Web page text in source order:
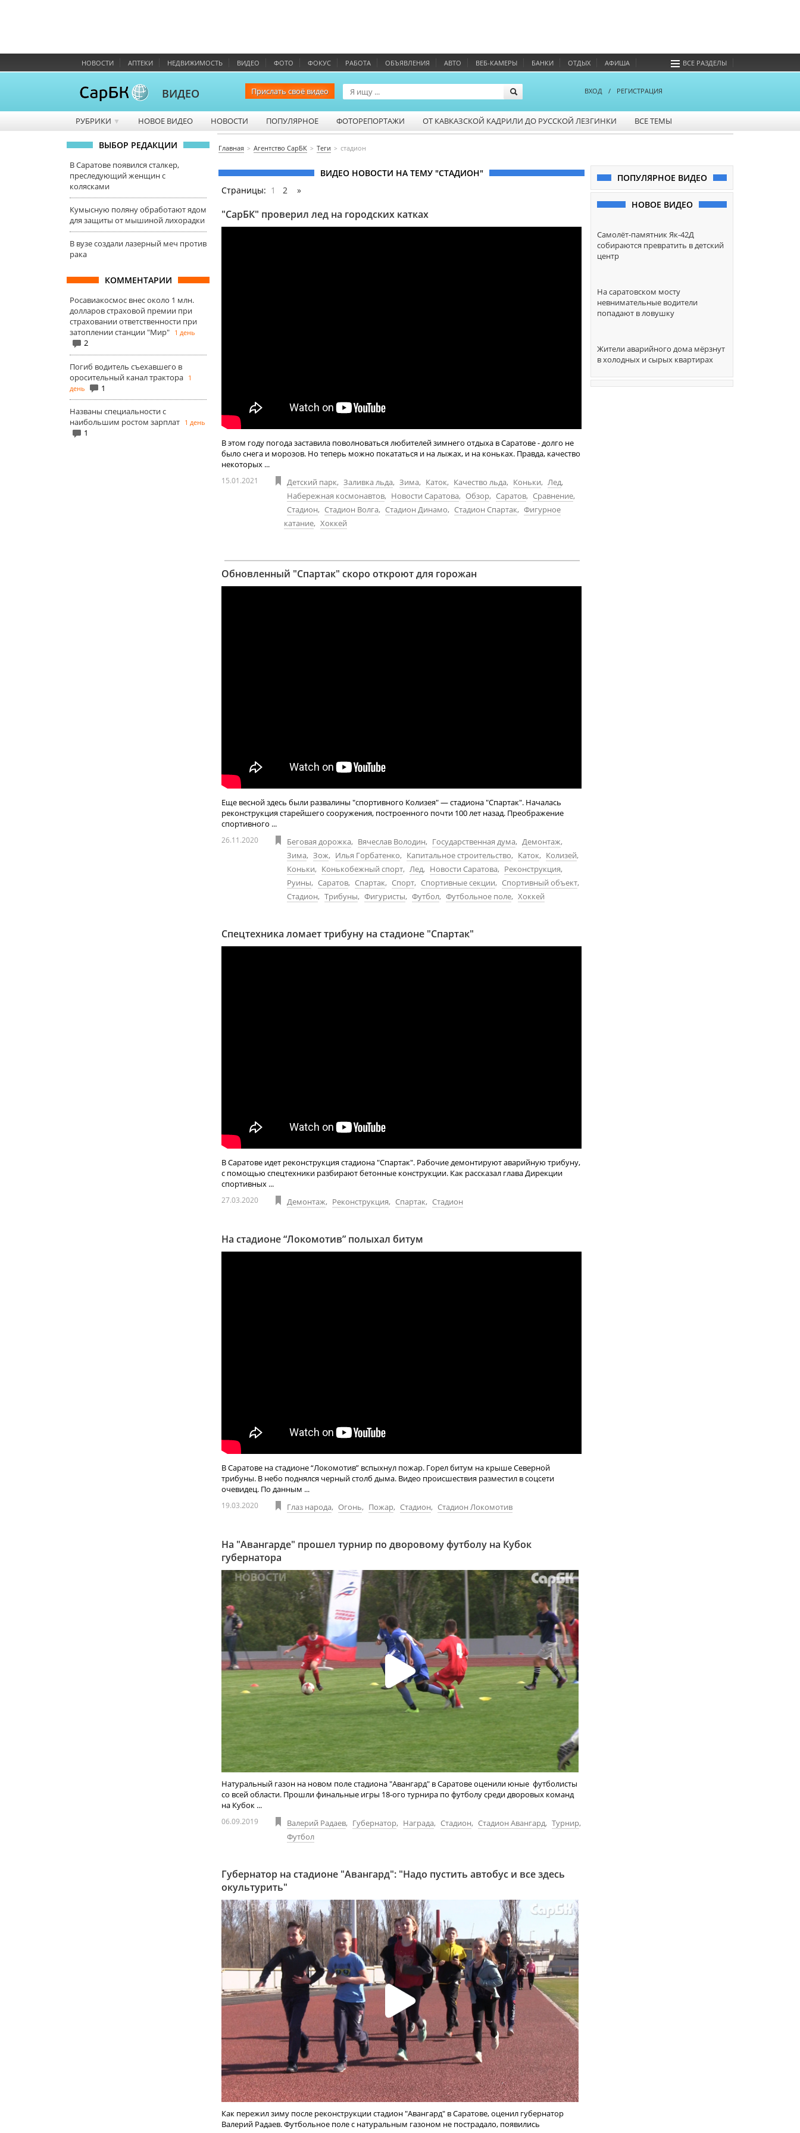
НОВОСТИ АПТЕКИ НЕДВИЖИМОСТЬ ВИДЕО ФОТО ФОКУС РАБОТА ОБЪЯВЛЕНИЯ АВТО ВЕБ-КАМЕРЫ БАНКИ ОТДЫХ АФИША ВСЕ РАЗДЕЛЫ
ВИДЕО Прислать своё видео ВХОД / РЕГИСТРАЦИЯ
РУБРИКИ ▼ НОВОЕ ВИДЕО НОВОСТИ ПОПУЛЯРНОЕ ФОТОРЕПОРТАЖИ ОТ КАВКАЗСКОЙ КАДРИЛИ ДО РУССКОЙ ЛЕЗГИНКИ ВСЕ ТЕМЫ
ВЫБОР РЕДАКЦИИ
В Саратове появился сталкер,
преследующий женщин с
колясками
Кумысную поляну обработают ядом
для защиты от мышиной лихорадки
В вузе создали лазерный меч против
рака
КОММЕНТАРИИ
Росавиакосмос внес около 1 млн.
долларов страховой премии при
страховании ответственности при
затоплении станции "Мир" 1 день
2
Погиб водитель съехавшего в
оросительный канал трактора 1
день
1
Названы специальности с
наибольшим ростом зарплат 1 день
1
Главная Агентство СарБК Теги стадион
ВИДЕО НОВОСТИ НА ТЕМУ "СТАДИОН"
Страницы: 1 2 »
"СарБК" проверил лед на городских катках
В этом году погода заставила поволноваться любителей зимнего отдыха в Саратове - долго не
было снега и морозов. Но теперь можно покататься и на лыжах, и на коньках. Правда, качество
некоторых ...
15.01.2021 Детский парк, Заливка льда, Зима, Каток, Качество льда, Коньки, Лед,
Набережная космонавтов, Новости Саратова, Обзор, Саратов, Сравнение,
Стадион, Стадион Волга, Стадион Динамо, Стадион Спартак, Фигурное
катание, Хоккей
Обновленный "Спартак" скоро откроют для горожан
Еще весной здесь были развалины "спортивного Колизея" — стадиона "Спартак". Началась
реконструкция старейшего сооружения, построенного почти 100 лет назад. Преображение
спортивного ...
26.11.2020 Беговая дорожка, Вячеслав Володин, Государственная дума, Демонтаж,
Зима, Зож, Илья Горбатенко, Капитальное строительство, Каток, Колизей,
Коньки, Конькобежный спорт, Лед, Новости Саратова, Реконструкция,
Руины, Саратов, Спартак, Спорт, Спортивные секции, Спортивный объект,
Стадион, Трибуны, Фигуристы, Футбол, Футбольное поле, Хоккей
Спецтехника ломает трибуну на стадионе "Спартак"
В Саратове идет реконструкция стадиона "Спартак". Рабочие демонтируют аварийную трибуну,
с помощью спецтехники разбирают бетонные конструкции. Как рассказал глава Дирекции
спортивных ...
27.03.2020 Демонтаж, Реконструкция, Спартак, Стадион
На стадионе “Локомотив” полыхал битум
В Саратове на стадионе “Локомотив” вспыхнул пожар. Горел битум на крыше Северной
трибуны. В небо поднялся черный столб дыма. Видео происшествия разместил в соцсети
очевидец. По данным ...
19.03.2020 Глаз народа, Огонь, Пожар, Стадион, Стадион Локомотив
На "Авангарде" прошел турнир по дворовому футболу на Кубок
губернатора
Натуральный газон на новом поле стадиона "Авангард" в Саратове оценили юные футболисты
со всей области. Прошли финальные игры 18-ого турнира по футболу среди дворовых команд
на Кубок ...
06.09.2019 Валерий Радаев, Губернатор, Награда, Стадион, Стадион Авангард, Турнир,
Футбол
Губернатор на стадионе "Авангард": "Надо пустить автобус и все здесь
окультурить"
Как пережил зиму после реконструкции стадион "Авангард" в Саратове, оценил губернатор
Валерий Радаев. Футбольное поле с натуральным газоном не пострадало, появились
ПОПУЛЯРНОЕ ВИДЕО
НОВОЕ ВИДЕО
Самолёт-памятник Як-42Д
собираются превратить в детский
центр
На саратовском мосту
невнимательные водители
попадают в ловушку
Жители аварийного дома мёрзнут
в холодных и сырых квартирах